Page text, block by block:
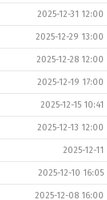
2025-12-31 12:00
2025-12-29 13:00
2025-12-28 12:00
2025-12-19 17:00
2025-12-15 10:41
2025-12-13 12:00
2025-12-11
2025-12-10 16:05
2025-12-08 16:00